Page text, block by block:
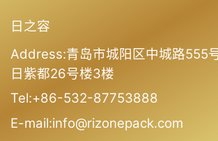
日之容
Address:青岛市城阳区中城路555
日紫都26号楼3楼
Tel:+86-532-87753888
E-mail:info@rizonepack.com